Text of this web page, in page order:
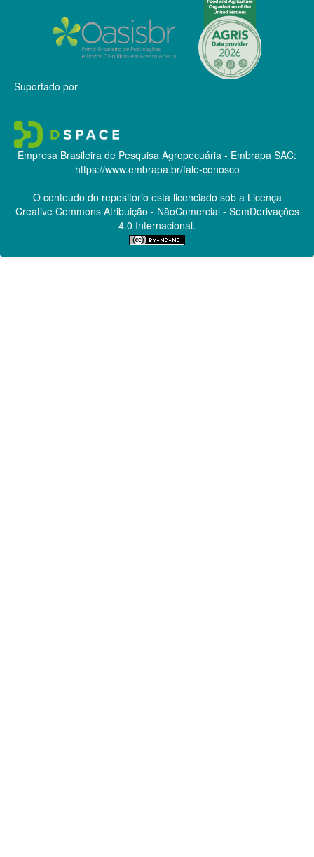
Suportado por
Empresa Brasileira de Pesquisa Agropecuária - Embrapa SAC:
https://www.embrapa.br/fale-conosco
O conteúdo do repositório está licenciado sob a Licença
Creative CommonsAtribuição - NãoComercial - SemDerivações
4.0 Internacional.